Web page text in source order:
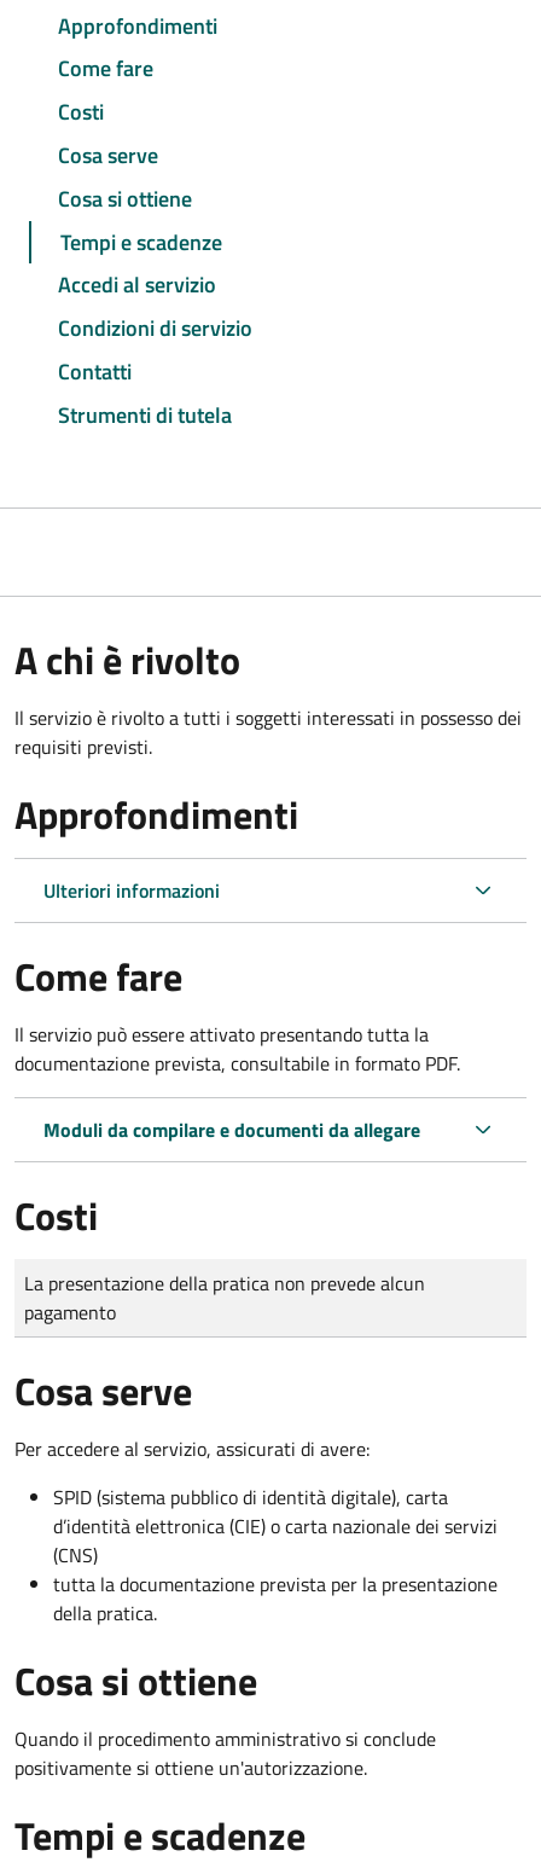
Approfondimenti
Come fare
Costi
Cosa serve
Cosa si ottiene
Tempi e scadenze
Accedi al servizio
Condizioni di servizio
Contatti
Strumenti di tutela
A chi è rivolto
Il servizio è rivolto a tutti i soggetti interessati in possesso dei
requisiti previsti.
Approfondimenti
Ulteriori informazioni
Come fare
Il servizio può essere attivato presentando tutta la
documentazione prevista, consultabile in formato PDF.
Moduli da compilare e documenti da allegare
Costi
Tipo di pagamento
Importo
La presentazione della pratica non prevede alcun
pagamento
Cosa serve
Per accedere al servizio, assicurati di avere:
SPID (sistema pubblico di identità digitale), carta
d’identità elettronica (CIE) o carta nazionale dei servizi
(CNS)
tutta la documentazione prevista per la presentazione
della pratica.
Cosa si ottiene
Quando il procedimento amministrativo si conclude
positivamente si ottiene un'autorizzazione.
Tempi e scadenze